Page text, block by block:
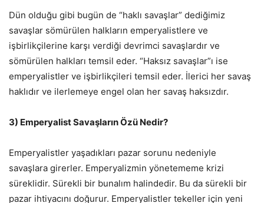
Dün olduğu gibi bugün de “haklı savaşlar” dediğimiz
savaşlar sömürülen halkların emperyalistlere ve
işbirlikçilerine karşı verdiği devrimci savaşlardır ve
sömürülen halkları temsil eder. “Haksız savaşlar”ı ise
emperyalistler ve işbirlikçileri temsil eder. İlerici her savaş
haklıdır ve ilerlemeye engel olan her savaş haksızdır.
3) Emperyalist Savaşların Özü Nedir?
Emperyalistler yaşadıkları pazar sorunu nedeniyle
savaşlara girerler. Emperyalizmin yönetememe krizi
süreklidir. Sürekli bir bunalım halindedir. Bu da sürekli bir
pazar ihtiyacını doğurur. Emperyalistler tekeller için yeni